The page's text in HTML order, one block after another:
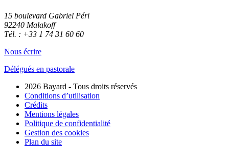
15 boulevard Gabriel Péri
92240 Malakoff
Tél. : +33 1 74 31 60 60
Nous écrire
Délégués en pastorale
2026 Bayard - Tous droits réservés
Conditions d’utilisation
Crédits
Mentions légales
Politique de confidentialité
Gestion des cookies
Plan du site